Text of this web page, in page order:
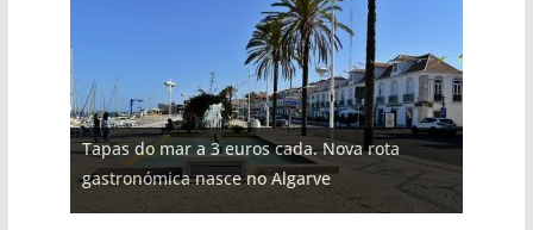
Tapas do mar a 3 euros cada. Nova rota
gastronómica nasce no Algarve